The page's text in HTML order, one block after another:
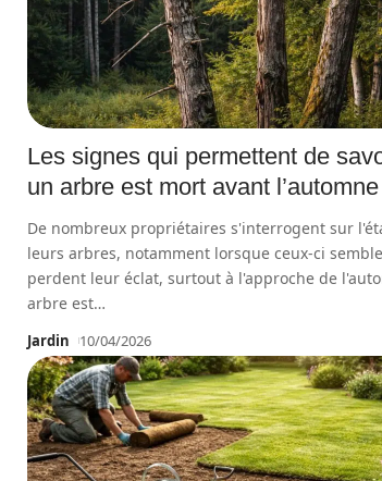
Les signes qui permettent de
un arbre est mort avant l’automne
De nombreux propriétaires s'interrogent sur
leurs arbres, notamment lorsque ceux-ci
perdent leur éclat, surtout à l'approche de
arbre est…
Jardin 10/04/2026